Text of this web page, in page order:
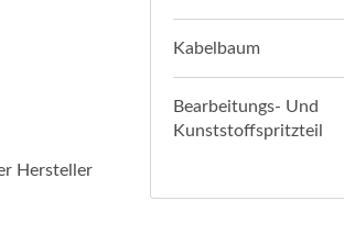
Hersteller
Kabelbaum
Bearbeitungs- Und
Kunststoffspritzteil